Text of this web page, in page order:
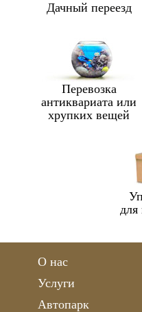
Дачный переезд
Перевозка
антиквариата или
хрупких вещей
для
О нас
Услуги
Автопарк